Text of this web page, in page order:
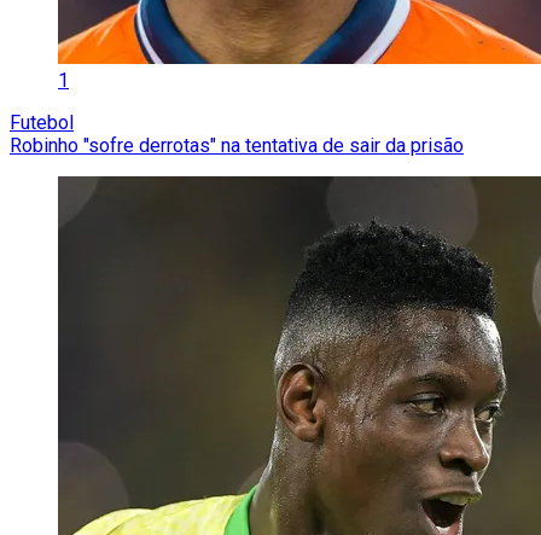
1
Futebol
Robinho "sofre derrotas" na tentativa de sair da prisão